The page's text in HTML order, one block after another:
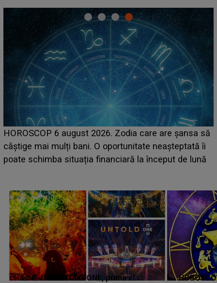
HOROSCOP 6 august 2026. Zodia care are șansa să
câștige mai mulți bani. O oportunitate neașteptată îi
poate schimba situația financiară la început de lună
LINE-UP UNTOLD ONE, prima zi.